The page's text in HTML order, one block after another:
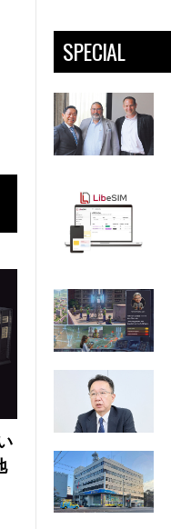
SPECIAL